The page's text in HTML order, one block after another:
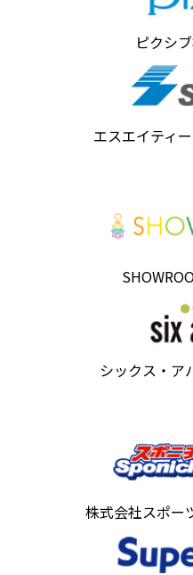
ピクシ
エスエイティ
シックス・ア
株式会社スポー